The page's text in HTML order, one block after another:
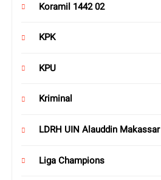
Koramil 1442 02
KPK
KPU
Kriminal
LDRH UIN Alauddin Makassar
Liga Champions